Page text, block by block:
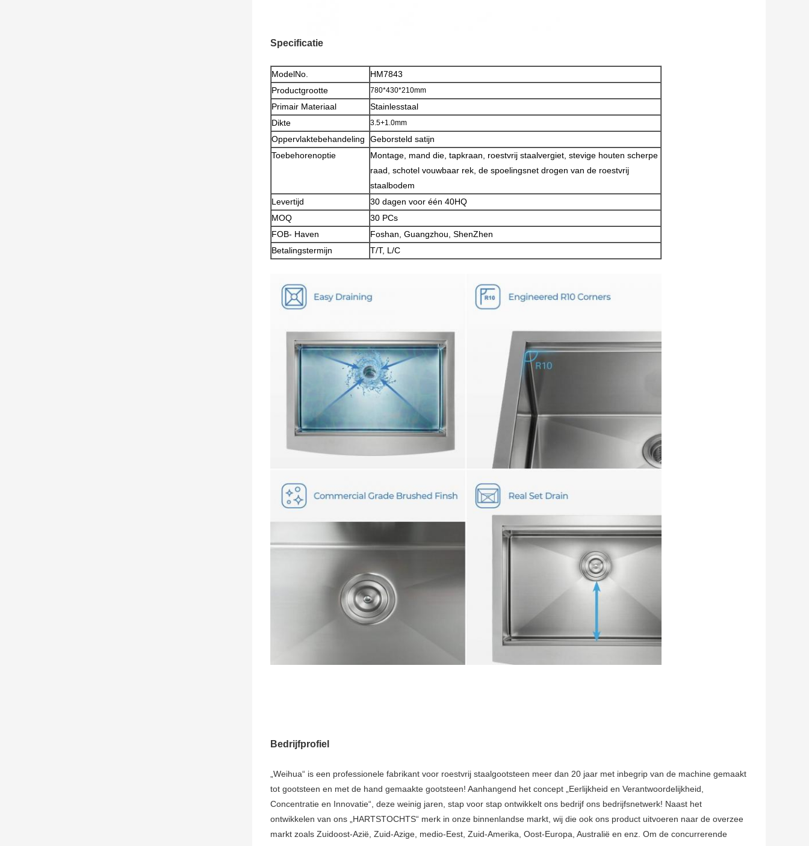
Specificatie
ModelNo.
HM7843
Productgrootte
780*430*210mm
Primair Materiaal
Stainlesstaal
Dikte
3.5+1.0mm
Oppervlaktebehandeling
Geborsteld satijn
Toebehorenoptie
Montage, mand die, tapkraan, roestvrij staalvergiet, stevige houten scherpe
raad, schotel vouwbaar rek, de spoelingsnet drogen van de roestvrij
staalbodem
Levertijd
30 dagen voor één 40HQ
MOQ
30 PCs
FOB- Haven
Foshan, Guangzhou, ShenZhen
Betalingstermijn
T/T, L/C
Bedrijfprofiel
„Weihua“ is een professionele fabrikant voor roestvrij staalgootsteen meer dan 20 jaar met inbegrip van de machine gemaakt
tot gootsteen en met de hand gemaakte gootsteen! Aanhangend het concept „Eerlijkheid en Verantwoordelijkheid,
Concentratie en Innovatie“, deze weinig jaren, stap voor stap ontwikkelt ons bedrijf ons bedrijfsnetwerk! Naast het
ontwikkelen van ons „HARTSTOCHTS“ merk in onze binnenlandse markt, wij die ook ons product uitvoeren naar de overzee
markt zoals Zuidoost-Azië, Zuid-Azige, medio-Eest, Zuid-Amerika, Oost-Europa, Australië en enz. Om de concurrerende